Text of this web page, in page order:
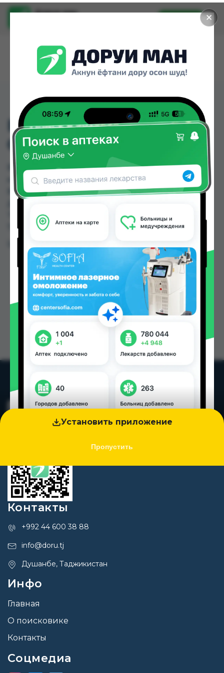
✕
Установить приложение
Пропустить
Доруи ман
Установить
ВИННИ КАША 4 ЗЛАКА
С 8МЕСЯЦЕВ
ВИННИ КАША 4 ЗЛАКА С 8МЕСЯЦЕВ можно
купить или заказать в аптеках, Арча, Ватан №1,
Ватан №2, Дору Фарм №2, Дору Фарм №20,
TJS до 27.00 TJS в Душанбе и других городах
Таджикистана
Контакты
+992 44 600 38 88
info@doru.tj
Душанбе, Таджикистан
Инфо
Главная
О поисковике
Контакты
Соцмедиа